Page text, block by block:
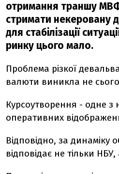
отримання траншу
стримати некеровану
для стабілізації
ринку цього мало.
Проблема різкої
валюти виникла не
Курсоутворення - одне з
оперативних
Відповідно, за динаміку
відповідає не тільки